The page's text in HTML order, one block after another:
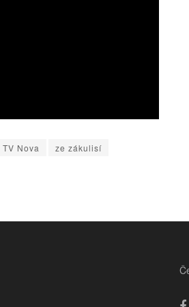
TV Nova ze zákulisí